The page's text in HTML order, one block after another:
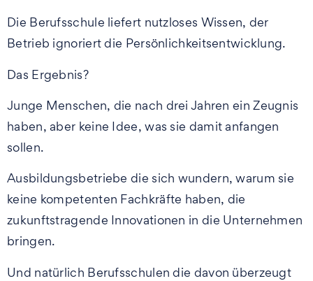
Die Berufsschule liefert nutzloses Wissen, der
Betrieb ignoriert die Persönlichkeitsentwicklung.
Das Ergebnis?
Junge Menschen, die nach drei Jahren ein Zeugnis
haben, aber keine Idee, was sie damit anfangen
sollen.
Ausbildungsbetriebe die sich wundern, warum sie
keine kompetenten Fachkräfte haben, die
zukunftstragende Innovationen in die Unternehmen
bringen.
Und natürlich Berufsschulen die davon überzeugt